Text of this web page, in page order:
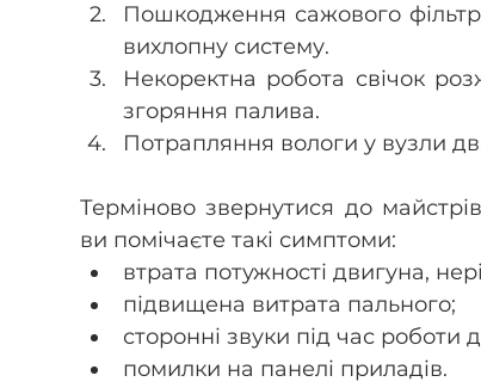
Пошкодження сажового
вихлопну систему.
Некоректна робота свічок
згоряння палива.
Потрапляння вологи у вузли
Терміново звернутися до
ви помічаєте такі симптоми:
втрата потужності двигуна,
підвищена витрата пального;
сторонні звуки під час роботи
помилки на панелі приладів.